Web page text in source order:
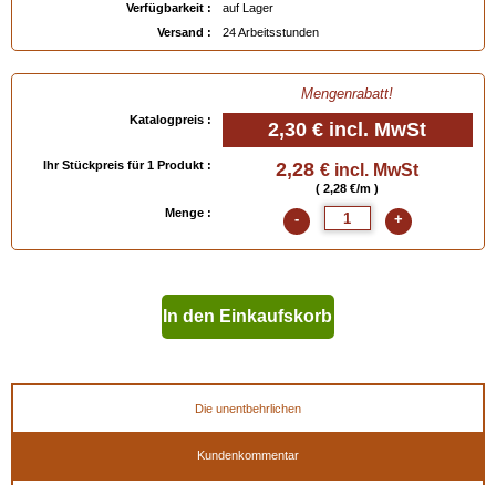
Verfügbarkeit :
auf Lager
Versand :
24 Arbeitsstunden
Mengenrabatt!
Katalogpreis : 2,30 € incl. MwSt
Ihr Stückpreis für 1 Produkt : 2,28 € incl. MwSt
( 2,28 €/m )
Menge :
- +
In den Einkaufskorb
Die unentbehrlichen
Kundenkommentar